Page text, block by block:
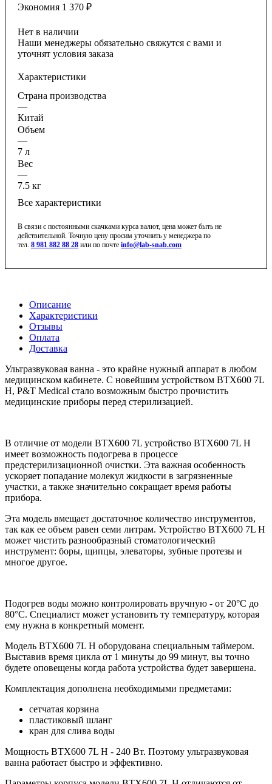
Экономия 1 370 ₽
Нет в наличии
Наши менеджеры обязательно свяжутся с вами и
уточнят условия заказа
Характеристики
Страна производства
—
Китай
Объем
—
7 л
Вес
—
7.5 кг
Все характеристики
В связи с постоянными скачками курса валют, цена может быть не
действительной. Точную цену просим уточнить у менеджера по
тел. 8 981 882 88 28 или по почте info@lab-snab.com
Описание
Характеристики
Отзывы
Оплата
Доставка
Ультразвуковая ванна - это крайне нужный аппарат в любом
медицинском кабинете. С новейшим устройством BTX600 7L
Н, P&T Medical стало возможным быстро прочистить
медицинские приборы перед стерилизацией.
В отличие от модели BTX600 7L устройство BTX600 7L H
имеет возможность подогрева в процессе
предстерилизационной очистки. Эта важная особенность
ускоряет попадание молекул жидкости в загрязненные
участки, а также значительно сокращает время работы
прибора.
Эта модель вмещает достаточное количество инструментов,
так как ее объем равен семи литрам. Устройство BTX600 7L H
может чистить разнообразный стоматологический
инструмент: боры, щипцы, элеваторы, зубные протезы и
многое другое.
Подогрев воды можно контролировать вручную - от 20°С до
80°С. Специалист может установить ту температуру, которая
ему нужна в конкретный момент.
Модель BTX600 7L H оборудована специальным таймером.
Выставив время цикла от 1 минуты до 99 минут, вы точно
будете оповещены когда работа устройства будет завершена.
Комплектация дополнена необходимыми предметами:
сетчатая корзина
пластиковый шланг
кран для слива воды
Мощность BTX600 7L Н - 240 Вт. Поэтому ультразвуковая
ванна работает быстро и эффективно.